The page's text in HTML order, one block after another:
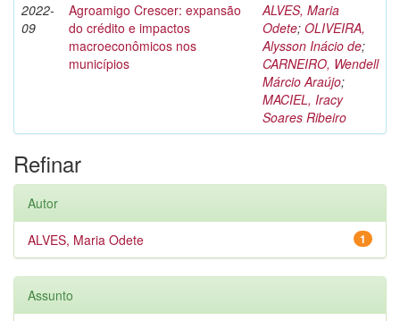
2022-
09
Agroamigo Crescer: expansão
do crédito e impactos
macroeconômicos nos
municípios
ALVES, Maria
Odete; OLIVEIRA,
Alysson Inácio de;
CARNEIRO, Wendell
Márcio Araújo;
MACIEL, Iracy
Soares Ribeiro
Refinar
Autor
1
ALVES, Maria Odete
Assunto